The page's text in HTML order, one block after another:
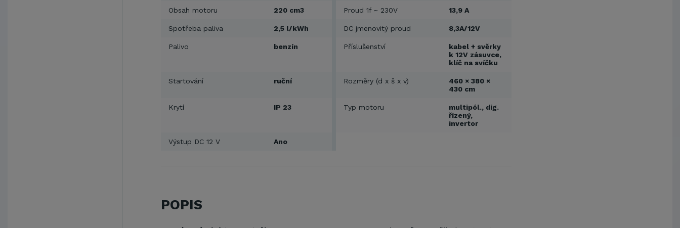
Obsah motoru 220 cm3 Proud 1f ~ 230V 13,9 A
Spotřeba paliva 2,5 l/kWh DC jmenovitý proud 8,3A/12V
Palivo benzín Příslušenství
kabel + svěrky
k 12V zásuvce,
klíč na svíčku
Startování ruční Rozměry (d x š x v)
460 × 380 ×
430 cm
Krytí IP 23 Typ motoru
multipól., dig.
řízený,
invertor
Výstup DC 12 V Ano
POPIS